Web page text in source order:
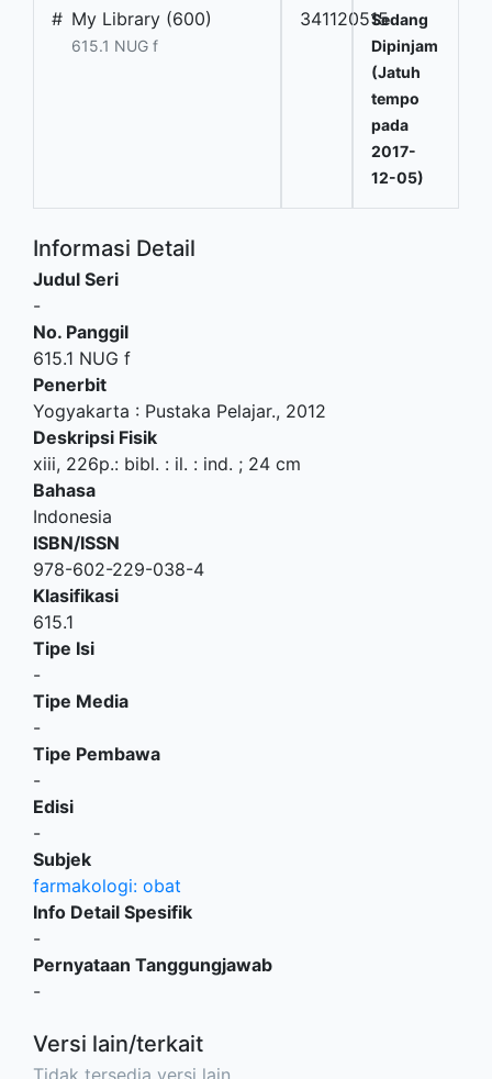
# My Library (600)
615.1 NUG f
341120515Sedang
Dipinjam
(Jatuh
tempo
pada
2017-
12-05)
Informasi Detail
Judul Seri
-
No. Panggil
615.1 NUG f
Penerbit
Yogyakarta : Pustaka Pelajar., 2012
Deskripsi Fisik
xiii, 226p.: bibl. : il. : ind. ; 24 cm
Bahasa
Indonesia
ISBN/ISSN
978-602-229-038-4
Klasifikasi
615.1
Tipe Isi
-
Tipe Media
-
Tipe Pembawa
-
Edisi
-
Subjek
farmakologi: obat
Info Detail Spesifik
-
Pernyataan Tanggungjawab
-
Versi lain/terkait
Tidak tersedia versi lain